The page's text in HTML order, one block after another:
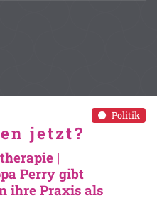
Politik
jetzt?
|
Perry gibt
ihre Praxis als